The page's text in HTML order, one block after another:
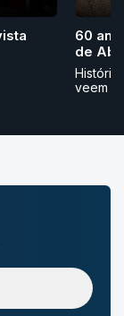
60
de
veem